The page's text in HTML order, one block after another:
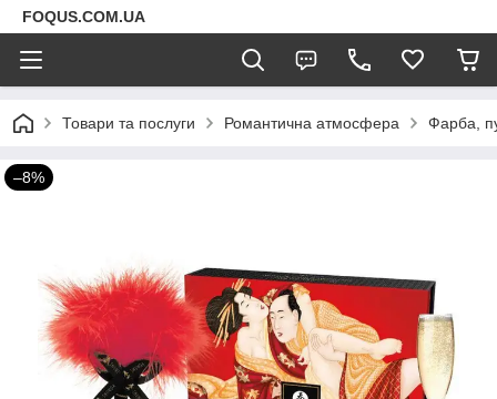
FOQUS.COM.UA
Товари та послуги Романтична атмосфера Фарба,
–8%